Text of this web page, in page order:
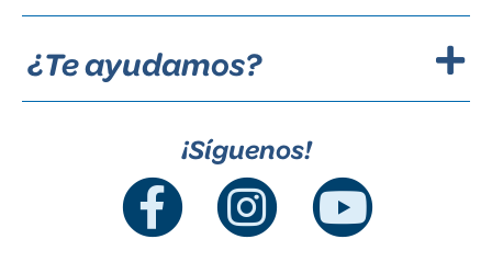
¿Te ayudamos?
¡Síguenos!